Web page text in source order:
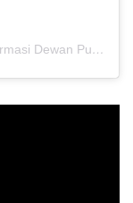
Sebuah kiriman dibagikan oleh Media Informasi Dewan Pusat Persaudaraan Setia Hati Terate (@media.dewanpusat)